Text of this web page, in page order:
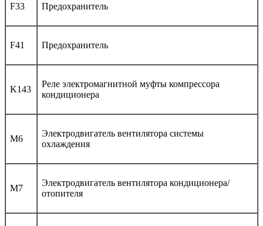
F33 Предохранитель
F41 Предохранитель
K143
Реле электромагнитной муфты компрессора
кондиционера
M6
Электродвигатель вентилятора системы
охлаждения
M7
Электродвигатель вентилятора кондиционера/
отопителя